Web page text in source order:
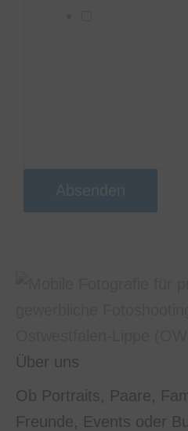
Absenden
Über uns
Ob Portraits, Paare,
Freunde, Events oder